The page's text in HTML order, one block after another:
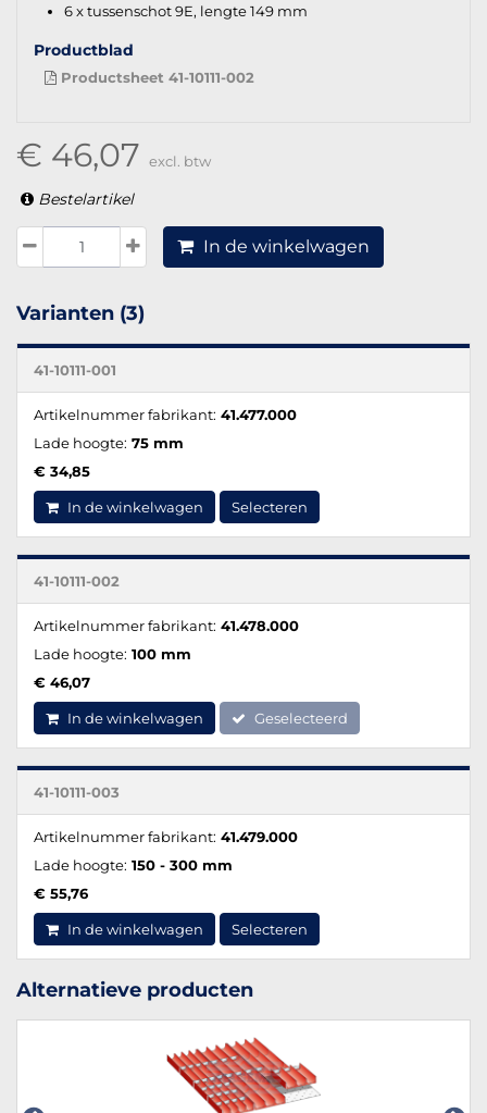
6 x tussenschot 9E, lengte 149 mm
Productblad
Productsheet 41-10111-002
€ 46,07 excl. btw
Bestelartikel
In de winkelwagen
Varianten (3)
41-10111-001
Artikelnummer fabrikant: 41.477.000
Lade hoogte: 75 mm
€ 34,85
In de winkelwagen Selecteren
41-10111-002
Artikelnummer fabrikant: 41.478.000
Lade hoogte: 100 mm
€ 46,07
In de winkelwagen Geselecteerd
41-10111-003
Artikelnummer fabrikant: 41.479.000
Lade hoogte: 150 - 300 mm
€ 55,76
In de winkelwagen Selecteren
Alternatieve producten